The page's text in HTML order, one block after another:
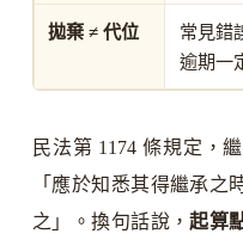
拋棄 ≠ 代位
常見錯
逾期一
民法第 1174 條規定，
「應於知悉其得繼承之
之」。換句話說，起算